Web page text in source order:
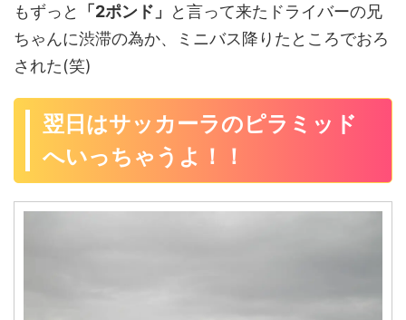
もずっと
「2ポンド」
と言って来たドライバーの兄
ちゃんに渋滞の為か、ミニバス降りたところでおろ
された(笑)
翌日はサッカーラのピラミッド
へいっちゃうよ！！